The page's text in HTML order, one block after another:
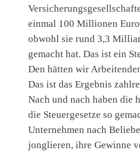
einmal 100 Millionen
obwohl sie rund 3,3
gemacht hat. Das ist ein
Den hätten wir
Das ist das Ergebnis
Nach und nach haben die
die Steuergesetze so
Unternehmen nach
jonglieren, ihre Gewinne